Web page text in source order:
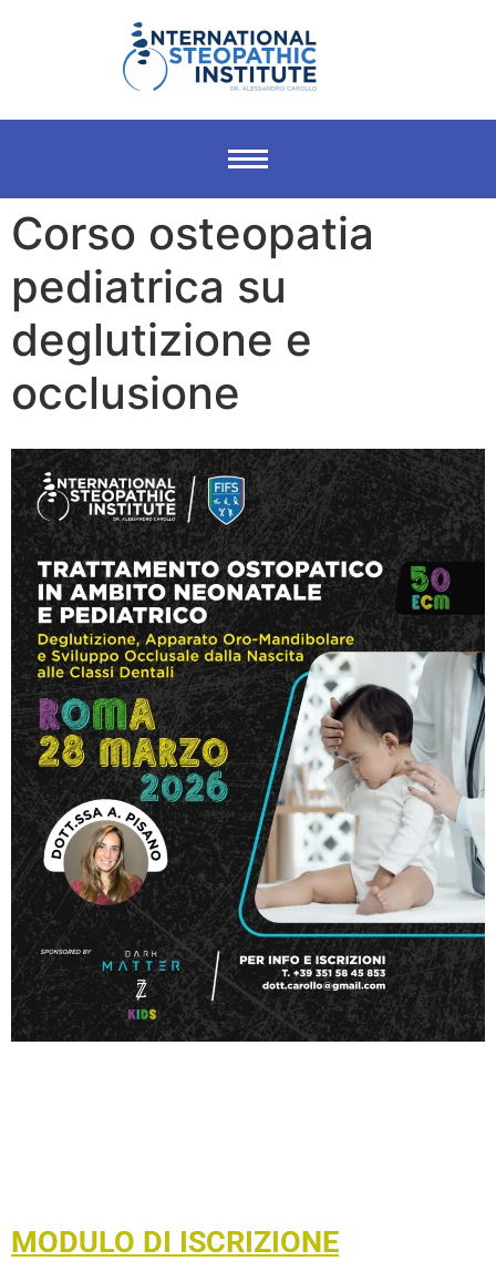
Corso osteopatia
pediatrica su
deglutizione e
occlusione
MODULO DI ISCRIZIONE